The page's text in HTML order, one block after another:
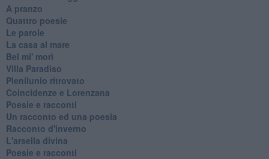
A pranzo
Quattro poesie
Le parole
La casa al mare
Bel mi' morì
Villa Paradiso
Plenilunio ritrovato
Coincidenze e Lorenzana
Poesie e racconti
Un racconto ed una poesia
Racconto d'inverno
​L'arsella divina
Poesie e racconti